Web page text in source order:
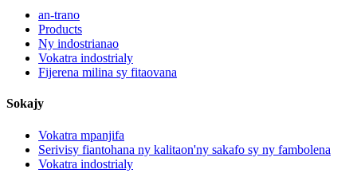
an-trano
Products
Ny indostrianao
Vokatra indostrialy
Fijerena milina sy fitaovana
Sokajy
Vokatra mpanjifa
Serivisy fiantohana ny kalitaon'ny sakafo sy ny fambolena
Vokatra indostrialy